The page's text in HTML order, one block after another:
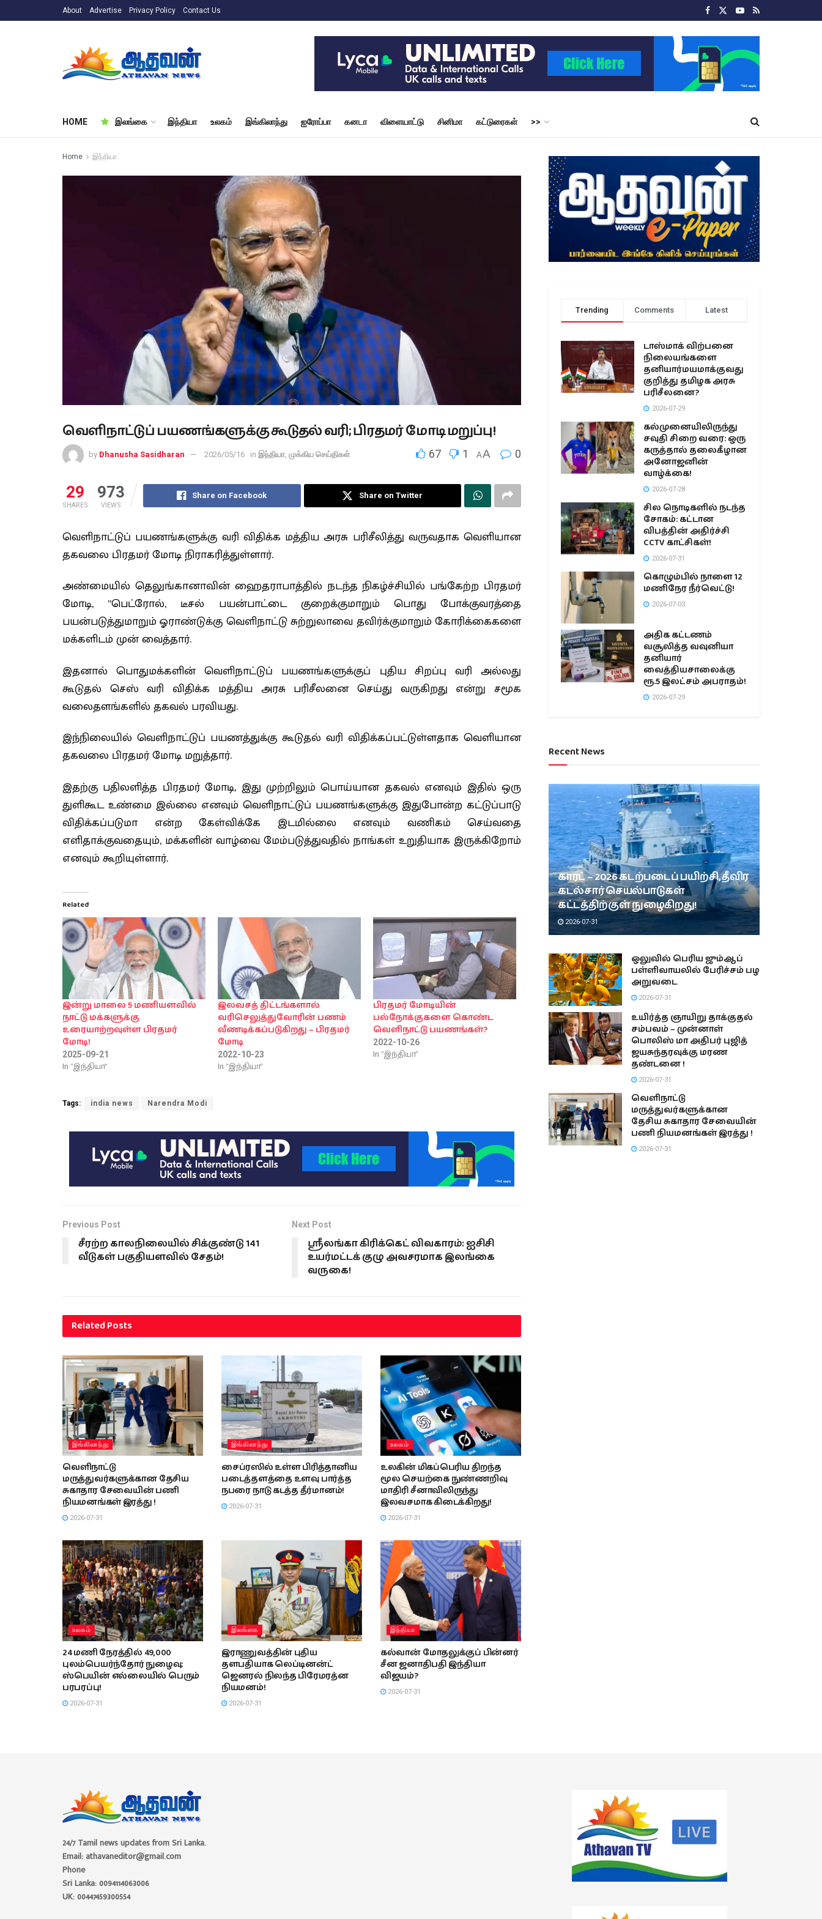
About Advertise Privacy Policy Contact Us
HOME இலங்கை இந்தியா உலகம் இங்கிலாந்து ஐரோப்பா கனடா விளையாட்டு சினிமா கட்டுரைகள் >>
Home இந்தியா
வெளிநாட்டுப் பயணங்களுக்கு கூடுதல் வரி; பிரதமர் மோடி மறுப்பு!
by Dhanusha Sasidharan 2026/05/16 in இந்தியா முக்கிய செய்திகள் 67 1 AA 0
29
SHARES
973
VIEWS
Share on Facebook Share on Twitter
வெளிநாட்டுப் பயணங்களுக்கு வரி விதிக்க மத்திய அரசு பரிசீலித்து வருவதாக வெளியான
தகவலை பிரதமர் மோடி நிராகரித்துள்ளார்.
அண்மையில் தெலுங்கானாவின் ஹைதராபாத்தில் நடந்த நிகழ்ச்சியில் பங்கேற்ற பிரதமர்
மோடி, ”பெட்ரோல், டீசல் பயன்பாட்டை குறைக்குமாறும் பொது போக்குவரத்தை
பயன்படுத்துமாறும் ஓராண்டுக்கு வெளிநாட்டு சுற்றுலாவை தவிர்க்குமாறும் கோரிக்கைகளை
மக்களிடம் முன் வைத்தார்.
இதனால் பொதுமக்களின் வெளிநாட்டுப் பயணங்களுக்குப் புதிய சிறப்பு வரி அல்லது
கூடுதல் செஸ் வரி விதிக்க மத்திய அரசு பரிசீலனை செய்து வருகிறது என்று சமூக
வலைதளங்களில் தகவல் பரவியது.
இந்நிலையில் வெளிநாட்டுப் பயணத்துக்கு கூடுதல் வரி விதிக்கப்பட்டுள்ளதாக வெளியான
தகவலை பிரதமர் மோடி மறுத்தார்.
இதற்கு பதிலளித்த பிரதமர் மோடி, இது முற்றிலும் பொய்யான தகவல் எனவும் இதில் ஒரு
துளிகூட உண்மை இல்லை எனவும் வெளிநாட்டுப் பயணங்களுக்கு இதுபோன்ற கட்டுப்பாடு
விதிக்கப்படுமா என்ற கேள்விக்கே இடமில்லை எனவும் வணிகம் செய்வதை
எளிதாக்குவதையும், மக்களின் வாழ்வை மேம்படுத்துவதில் நாங்கள் உறுதியாக இருக்கிறோம்
எனவும் கூறியுள்ளார்.
Related
இன்று மாலை 5 மணியளவில்
நாட்டு மக்களுக்கு
உரையாற்றவுள்ள பிரதமர்
மோடி!
2025-09-21
In "இந்தியா"
இலவசத் திட்டங்களால்
வரிசெலுத்துவோரின் பணம்
வீணடிக்கப்படுகிறது – பிரதமர்
மோடி
2022-10-23
In "இந்தியா"
பிரதமர் மோடியின்
பல்நோக்குகளை கொண்ட
வெளிநாட்டு பயணங்கள்?
2022-10-26
In "இந்தியா"
Tags: india news Narendra Modi
Previous Post
சீரற்ற காலநிலையில் சிக்குண்டு 141
வீடுகள் பகுதியளவில் சேதம்!
Next Post
ஸ்ரீலங்கா கிரிக்கெட் விவகாரம்: ஐசிசி
உயர்மட்டக் குழு அவசரமாக இலங்கை
வருகை!
RelatedPosts
இங்கிலாந்து
வெளிநாட்டு
மருத்துவர்களுக்கான தேசிய
சுகாதார சேவையின் பணி
நியமனங்கள் இரத்து !
2026-07-31
இங்கிலாந்து
சைப்ரஸில் உள்ள பிரித்தானிய
படைத்தளத்தை உளவு பார்த்த
நபரை நாடு கடத்த தீர்மானம்!
2026-07-31
உலகம்
உலகின் மிகப்பெரிய திறந்த
மூல செயற்கை நுண்ணறிவு
மாதிரி சீனாவிலிருந்து
இலவசமாக கிடைக்கிறது!
2026-07-31
உலகம்
24 மணி நேரத்தில் 49,000
புலம்பெயர்ந்தோர் நுழைவு;
ஸ்பெயின் எல்லையில் பெரும்
பரபரப்பு!
2026-07-31
இலங்கை
இராணுவத்தின் புதிய
தளபதியாக லெப்டினன்ட்
ஜெனரல் நிலந்த பிரேமரத்ன
நியமனம்!
2026-07-31
இந்தியா
கல்வான் மோதலுக்குப் பின்னர்
சீன ஜனாதிபதி இந்தியா
விஜயம்?
2026-07-31
Trending Comments Latest
டாஸ்மாக் விற்பனை
நிலையங்களை
தனியார்மயமாக்குவது
குறித்து தமிழக அரசு
பரிசீலனை?
2026-07-29
கல்முனையிலிருந்து
சவுதி சிறை வரை: ஒரு
கருத்தால் தலைகீழான
அனோஜனின்
வாழ்க்கை!
2026-07-28
சில நொடிகளில் நடந்த
சோகம்: கட்டான
விபத்தின் அதிர்ச்சி
CCTV காட்சிகள்!
2026-07-31
கொழும்பில் நாளை 12
மணிநேர நீர்வெட்டு!
2026-07-03
அதிக கட்டணம்
வசூலித்த வவுனியா
தனியார்
வைத்தியசாலைக்கு
ரூ.5 இலட்சம் அபராதம்!
2026-07-29
Recent News
காரட் – 2026 கடற்படைப் பயிற்சி, தீவிர
கடல்சார் செயல்பாடுகள்
கட்டத்திற்குள் நுழைகிறது!
2026-07-31
ஒலுவில் பெரிய ஜும்ஆப்
பள்ளிவாயலில் பேரிச்சம் பழ
அறுவடை
2026-07-31
உயிர்த்த ஞாயிறு தாக்குதல்
சம்பவம் – முன்னாள்
பொலிஸ் மா அதிபர் புஜித்
ஜயசுந்தரவுக்கு மரண
தண்டனை !
2026-07-31
வெளிநாட்டு
மருத்துவர்களுக்கான
தேசிய சுகாதார சேவையின்
பணி நியமனங்கள் இரத்து !
2026-07-31
24/7 Tamil news updates from Sri Lanka.
Email: athavaneditor@gmail.com
Phone
Sri Lanka: 0094114063006
UK: 00447459300554